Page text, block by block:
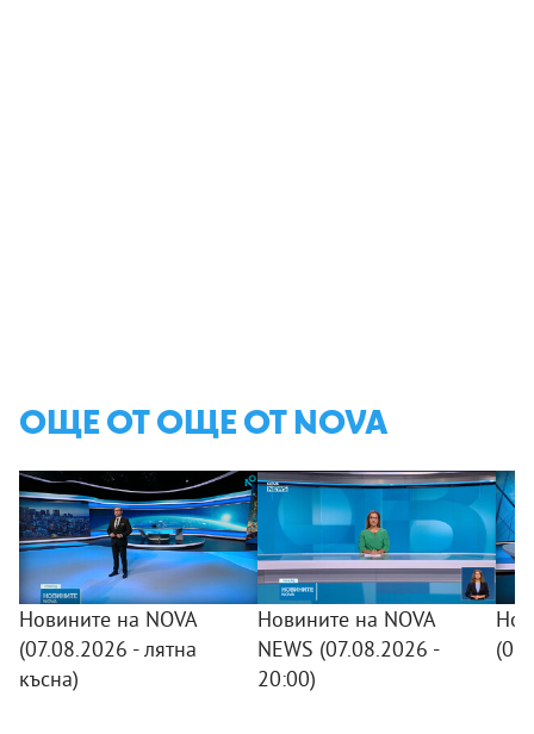
ОЩЕ ОТ ОЩЕ ОТ NOVA
Новините на NOVA
(07.08.2026 - лятна
късна)
Новините на NOVA
NEWS (07.08.2026 -
20:00)